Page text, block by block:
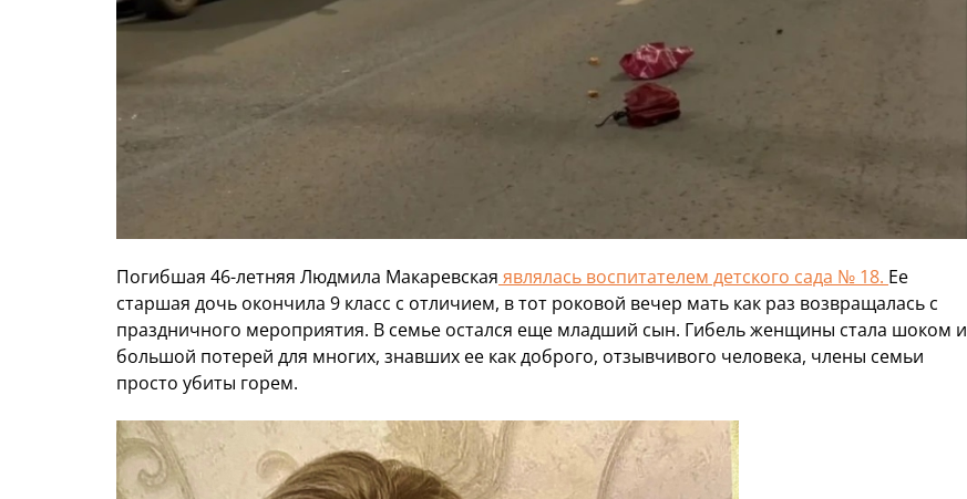
Погибшая 46-летняя Людмила Макаревская являлась воспитателем детского сада № 18. Ее
старшая дочь окончила 9 класс с отличием, в тот роковой вечер мать как раз возвращалась с
праздничного мероприятия. В семье остался еще младший сын. Гибель женщины стала шоком и
большой потерей для многих, знавших ее как доброго, отзывчивого человека, члены семьи
просто убиты горем.